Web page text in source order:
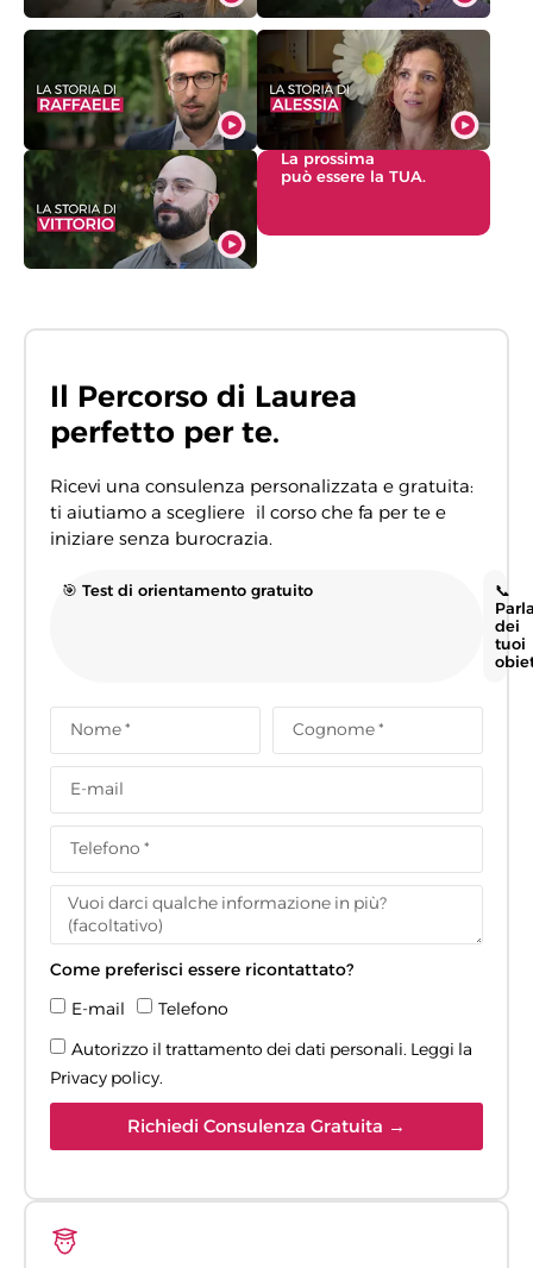
La prossima
può essere la TUA.
Il Percorso di Laurea
perfetto per te.
Ricevi una consulenza personalizzata e gratuita:
ti aiutiamo a scegliere il corso che fa per te e
iniziare senza burocrazia.
🎯 Test di orientamento gratuito
📞
dei
tuoi
Come preferisci essere ricontattato?
E-mail
Telefono
Autorizzo il trattamento dei dati personali. Leggi la
Privacy policy.
Richiedi Consulenza Gratuita →